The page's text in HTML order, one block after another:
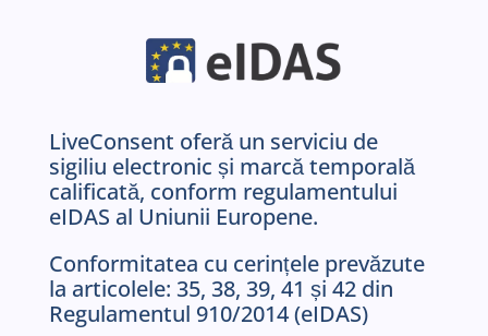
LiveConsent oferă un serviciu de
sigiliu electronic și marcă temporală
calificată, conform regulamentului
eIDAS al Uniunii Europene.
Conformitatea cu cerințele prevăzute
la articolele: 35, 38, 39, 41 și 42 din
Regulamentul 910/2014 (eIDAS)